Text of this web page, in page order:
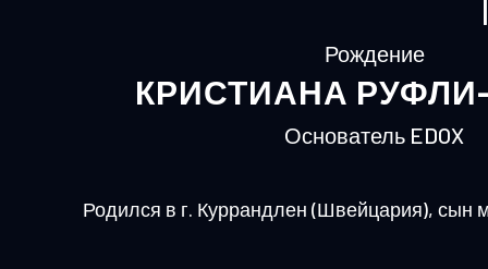
Рождение
КРИСТИАНА
Основатель EDOX
Родился в г. Куррандлен (Швейцария), сын